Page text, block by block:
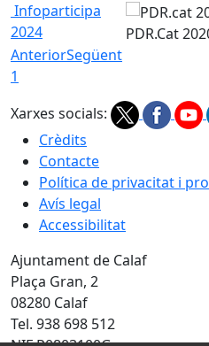
Infoparticipa
2024
PDR.Cat
AnteriorSegüent
1
Xarxes socials:
Crèdits
Contacte
Política de privacitat i
Avís legal
Accessibilitat
Ajuntament de Calaf
Plaça Gran, 2
08280 Calaf
Tel. 938 698 512